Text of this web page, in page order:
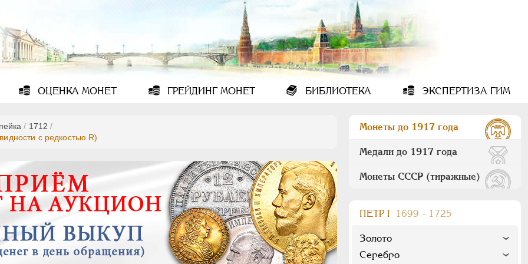
ОЦЕНКА МОНЕТ ГРЕЙДИНГМОНЕТ БИБЛИОТЕКА ЭКСПЕРТИЗА ГИМ
/ 1712 /
с редкостью R)
Монеты до 1917 года
Медали до 1917 года
Монеты СССР (тиражные)
ПEТР I 1699 - 1725
Золото
Серебро